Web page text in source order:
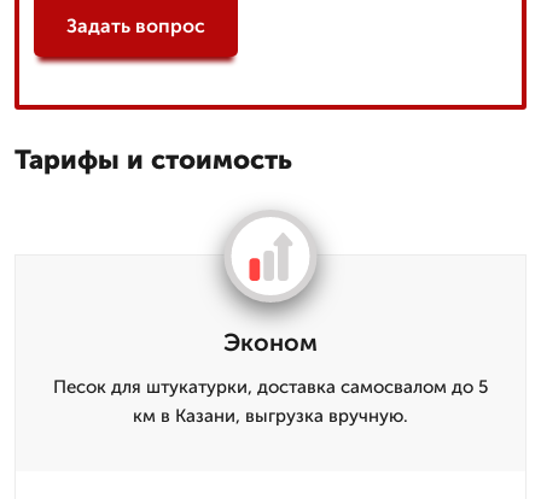
Задать вопрос
Тарифы и стоимость
Эконом
Песок для штукатурки, доставка самосвалом до 5
км в Казани, выгрузка вручную.